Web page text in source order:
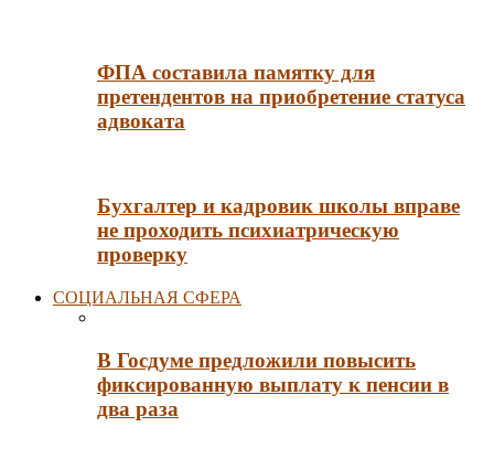
ФПА составила памятку для
претендентов на приобретение статуса
адвоката
Бухгалтер и кадровик школы вправе
не проходить психиатрическую
проверку
СОЦИАЛЬНАЯ СФЕРА
В Госдуме предложили повысить
фиксированную выплату к пенсии в
два раза